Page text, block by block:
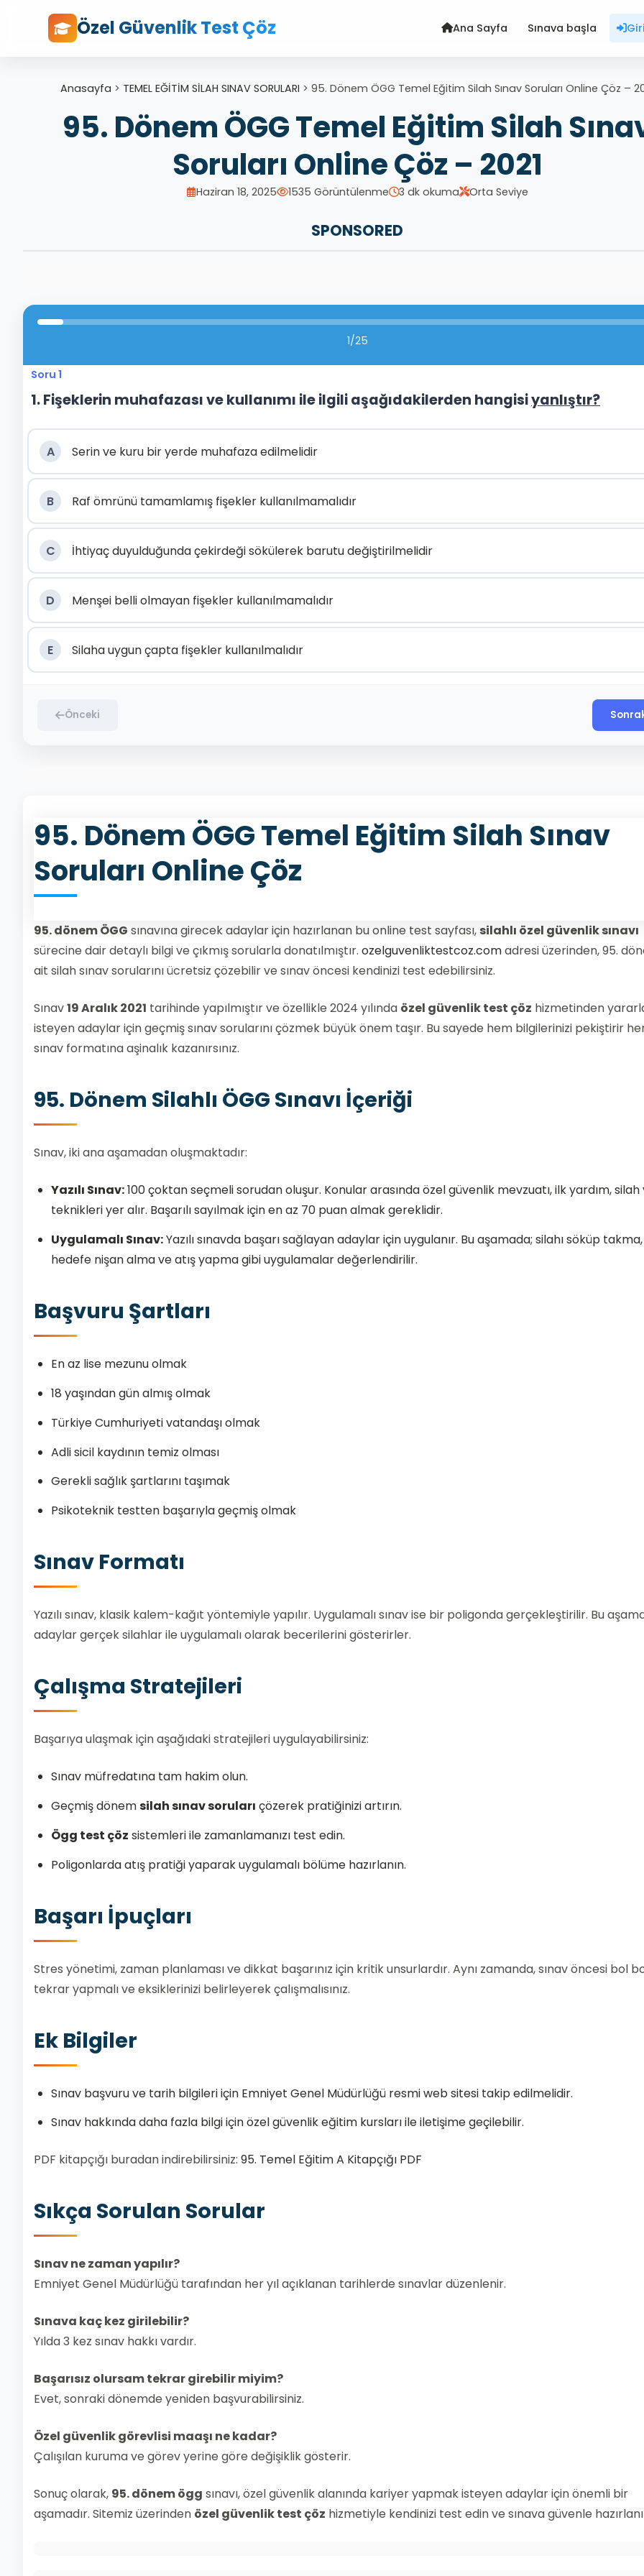
Özel Güvenlik Test Çöz Ana Sayfa Sınava başla
Anasayfa > TEMEL EĞİTİM SİLAH SINAV SORULARI > 95. Dönem ÖGG Temel Eğitim Silah Sınav Soruları Online Çöz –
95. Dönem ÖGG Temel Eğitim Silah
Soruları Online Çöz – 2021
Haziran 18, 2025 1535 Görüntülenme 3 dk okuma Orta Seviye
SPONSORED
1/25
Soru 1
1. Fişeklerin muhafazası ve kullanımı ile ilgili aşağıdakilerden hangisiyanlıştır?
A Serin ve kuru bir yerde muhafaza edilmelidir
B Raf ömrünü tamamlamış fişekler kullanılmamalıdır
C İhtiyaç duyulduğunda çekirdeği sökülerek barutu değiştirilmelidir
D Menşei belli olmayan fişekler kullanılmamalıdır
E Silaha uygun çapta fişekler kullanılmalıdır
Önceki
95. Dönem ÖGG Temel Eğitim Silah Sınav
Soruları Online Çöz
95. dönem ÖGG sınavına girecek adaylar için hazırlanan bu online test sayfası, silahlı özel güvenlik sınavı
sürecine dair detaylı bilgi ve çıkmış sorularla donatılmıştır. ozelguvenliktestcoz.comadresi üzerinden, 95.
ait silah sınav sorularını ücretsiz çözebilir ve sınav öncesi kendinizi test edebilirsiniz.
Sınav19 Aralık 2021 tarihinde yapılmıştır ve özellikle 2024 yılında özel güvenlik test çöz hizmetinden
isteyen adaylar için geçmiş sınav sorularını çözmek büyük önem taşır. Bu sayede hem bilgilerinizi pekiştirir
sınav formatına aşinalık kazanırsınız.
95. Dönem Silahlı ÖGG Sınavı İçeriği
Sınav, iki ana aşamadan oluşmaktadır:
Yazılı Sınav:100 çoktan seçmeli sorudan oluşur. Konular arasında özel güvenlik mevzuatı, ilk yardım, silah
teknikleri yer alır. Başarılı sayılmak için en az 70 puan almak gereklidir.
Uygulamalı Sınav:Yazılı sınavda başarı sağlayan adaylar için uygulanır. Bu aşamada; silahı söküp takma,
hedefe nişan alma ve atış yapma gibi uygulamalar değerlendirilir.
Başvuru Şartları
En az lise mezunu olmak
18 yaşından gün almış olmak
Türkiye Cumhuriyeti vatandaşı olmak
Adli sicil kaydının temiz olması
Gerekli sağlık şartlarını taşımak
Psikoteknik testten başarıyla geçmiş olmak
Sınav Formatı
Yazılı sınav, klasik kalem-kağıt yöntemiyle yapılır. Uygulamalı sınav ise bir poligonda gerçekleştirilir. Bu
adaylar gerçek silahlar ile uygulamalı olarak becerilerini gösterirler.
Çalışma Stratejileri
Başarıya ulaşmak için aşağıdaki stratejileri uygulayabilirsiniz:
Sınav müfredatına tam hakim olun.
Geçmiş dönemsilah sınav soruları çözerek pratiğinizi artırın.
Ögg test çöz sistemleri ile zamanlamanızı test edin.
Poligonlarda atış pratiği yaparak uygulamalı bölüme hazırlanın.
Başarı İpuçları
Stres yönetimi, zaman planlaması ve dikkat başarınız için kritik unsurlardır. Aynı zamanda, sınav öncesi bol
tekrar yapmalı ve eksiklerinizi belirleyerek çalışmalısınız.
Ek Bilgiler
Sınav başvuru ve tarih bilgileri için Emniyet Genel Müdürlüğü resmi web sitesi takip edilmelidir.
Sınav hakkında daha fazla bilgi için özel güvenlik eğitim kursları ile iletişime geçilebilir.
PDF kitapçığı buradan indirebilirsiniz: 95. Temel Eğitim A Kitapçığı PDF
Sıkça Sorulan Sorular
Sınav ne zaman yapılır?
Emniyet Genel Müdürlüğü tarafından her yıl açıklanan tarihlerde sınavlar düzenlenir.
Sınava kaç kez girilebilir?
Yılda 3 kez sınav hakkı vardır.
Başarısız olursam tekrar girebilir miyim?
Evet, sonraki dönemde yeniden başvurabilirsiniz.
Özel güvenlik görevlisi maaşı ne kadar?
Çalışılan kuruma ve görev yerine göre değişiklik gösterir.
Sonuç olarak, 95. dönem ögg sınavı, özel güvenlik alanında kariyer yapmak isteyen adaylar için önemli bir
aşamadır. Sitemiz üzerinden özel güvenlik test çöz hizmetiyle kendinizi test edin ve sınava güvenle